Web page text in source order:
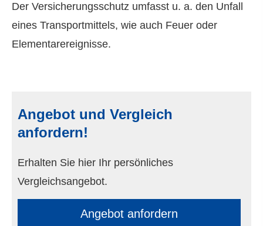
Der Versicherungsschutz umfasst u. a. den Unfall
eines Transportmittels, wie auch Feuer oder
Elementarereignisse.
Angebot und Vergleich
anfordern!
Erhalten Sie hier Ihr persönliches
Vergleichsangebot.
An­ge­bot an­for­dern